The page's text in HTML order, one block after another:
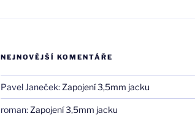
NEJNOVĚJŠÍ KOMENTÁŘE
Pavel Janeček: Zapojení 3,5mm jacku
roman: Zapojení 3,5mm jacku